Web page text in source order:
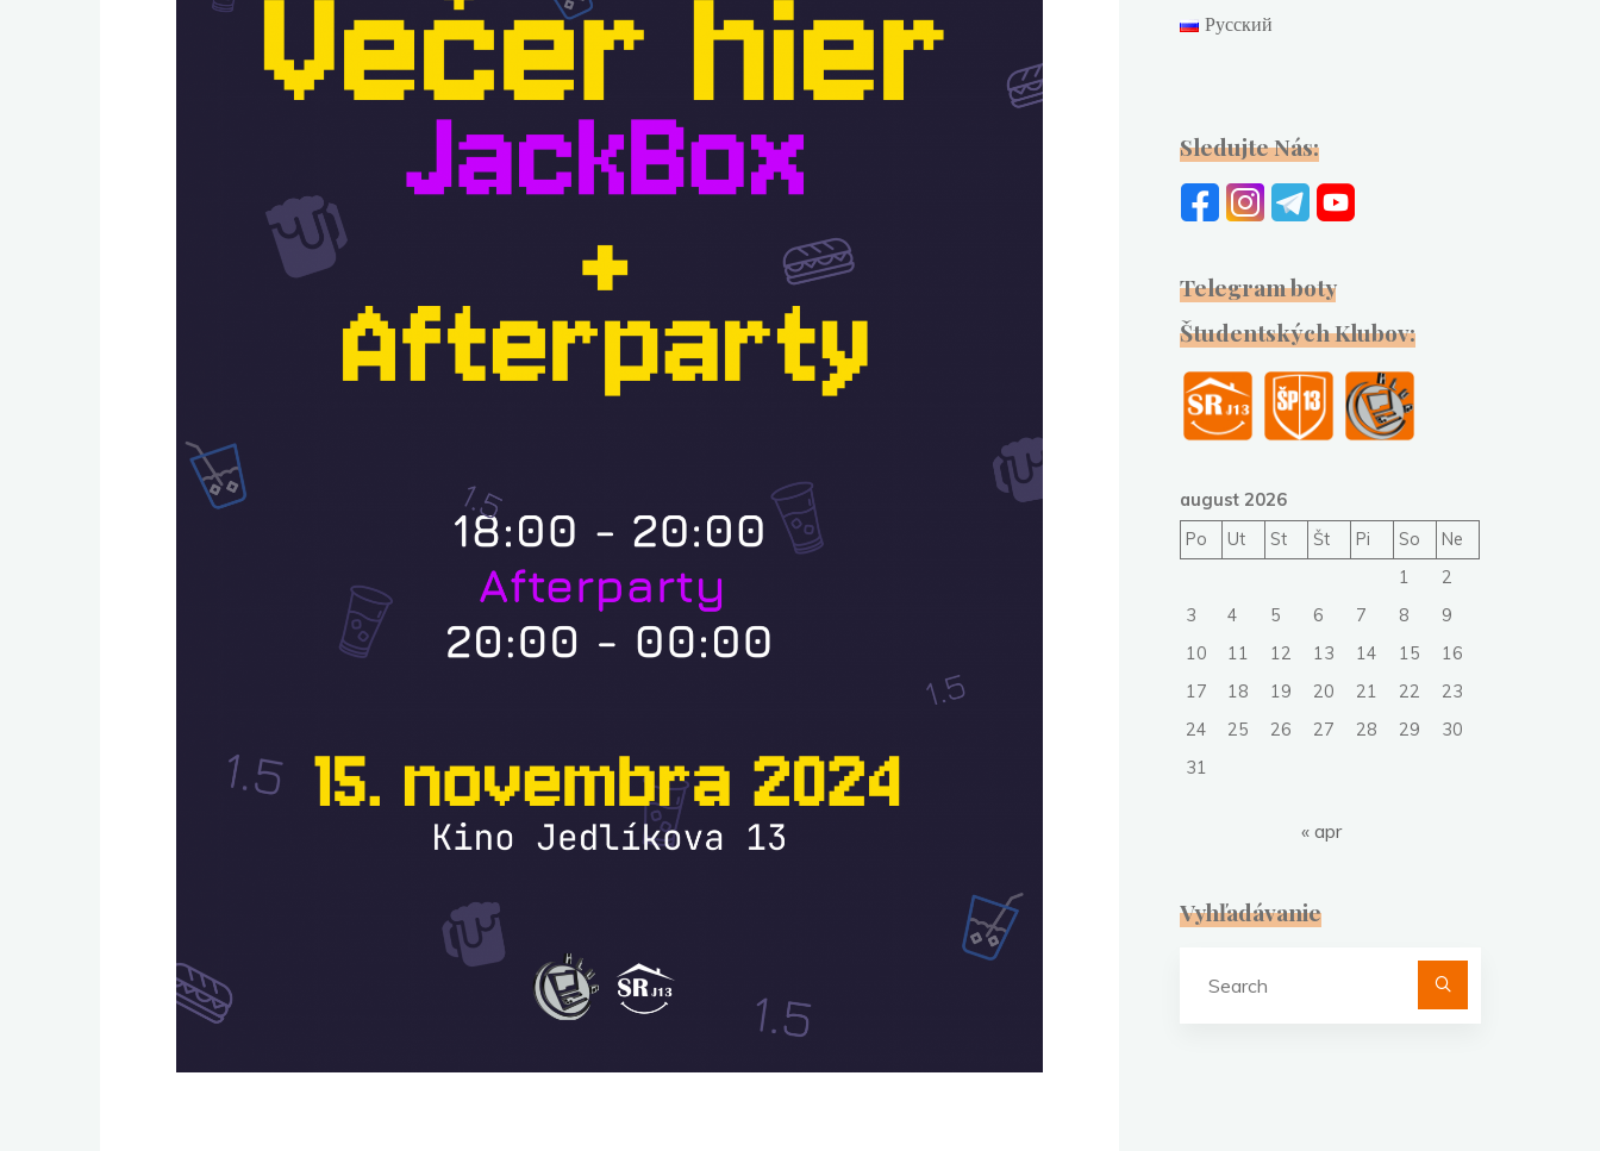
Русский
Sledujte Nás:
Telegram boty
Študentských Klubov:
august 2026
Po
Ut St Št Pi So
Ne
1
2
3
4 5 6 7 8
9
10
11 12 13 14 15
16
17
18 19 20 21 22
23
24
25 26 27 28 29
30
31
« apr
Vyhľadávanie